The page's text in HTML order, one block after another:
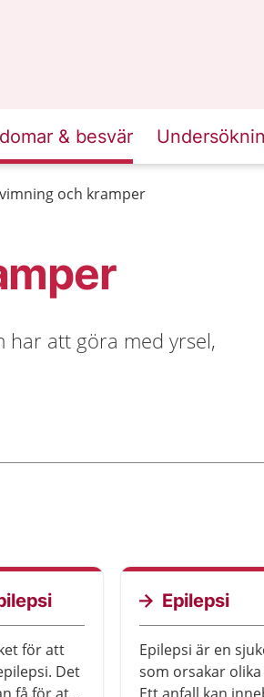
& besvär
och kramper
har att göra med yrsel,
för att
Det
Epilepsi
Epilepsi är en
som orsakar